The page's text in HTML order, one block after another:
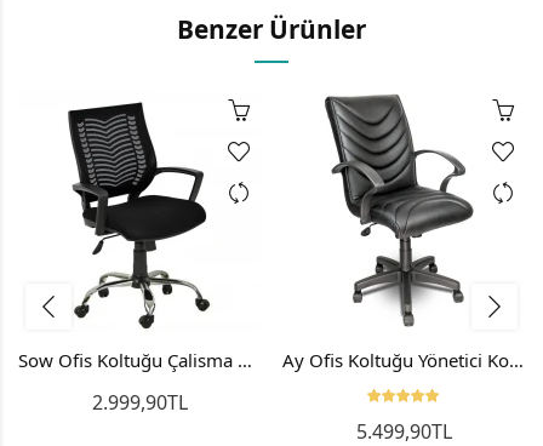
Benzer Ürünler
Sow Ofis Koltuğu Çalisma Koltuğu Bilgisayar Sandalyesi Metal
2.999,90TL
Ay Ofis Koltuğu Yönetici Koltuğu Bilgisayar Sandalyesi
5.499,90TL